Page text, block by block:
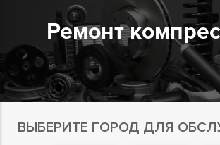
Ремонт
ВЫБЕРИТЕ ГОРОД ДЛЯ